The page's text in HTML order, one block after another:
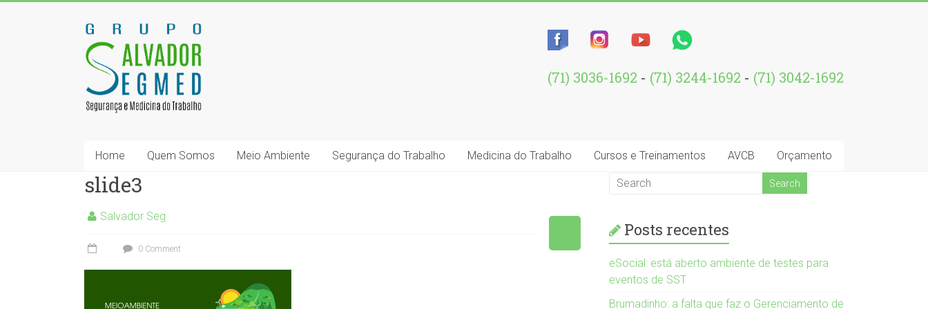
(71) 3036-1692 - (71) 3244-1692 - (71) 3042-1692
Home Quem Somos Meio Ambiente Segurança do Trabalho Medicina do Trabalho Cursos e Treinamentos AVCB Orçamento
slide3
Salvador Seg
0 Comment
Posts recentes
eSocial: está aberto ambiente de testes para
eventos de SST
Brumadinho: a falta que faz o Gerenciamento de